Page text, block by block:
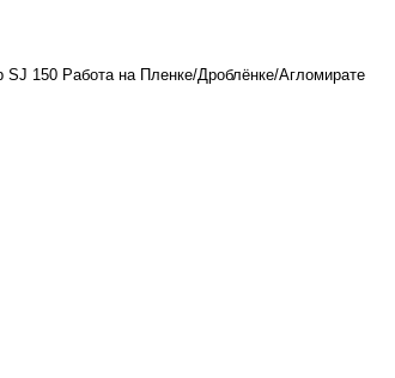
SJ 150 Работа на Пленке/Дроблёнке/Агломирате